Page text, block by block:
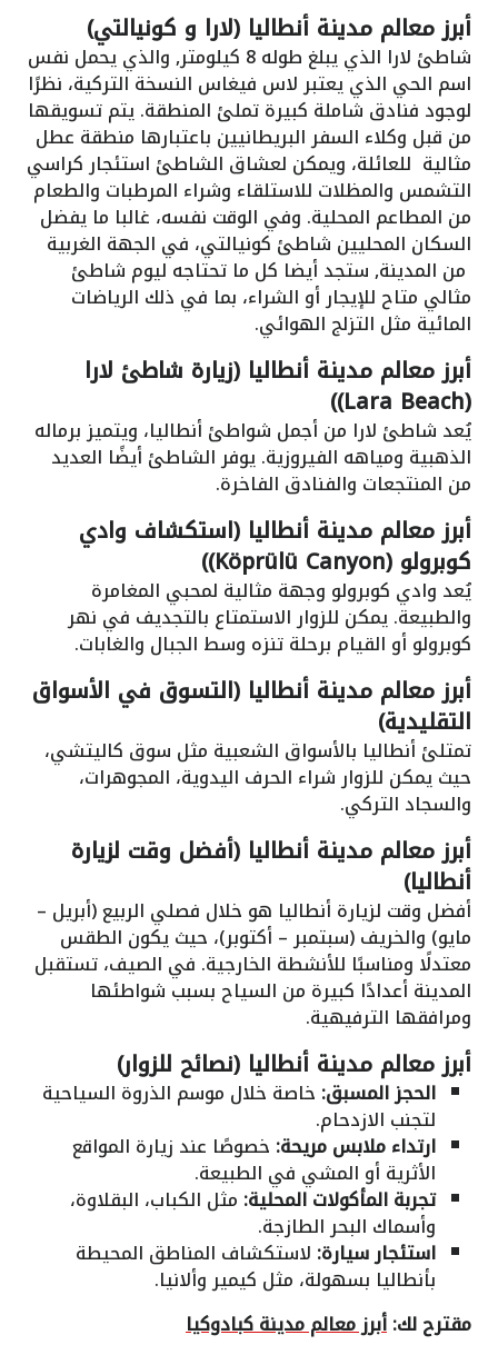
أبرز معالم مدينة أنطاليا (لارا و كونيالتي)
شاطئ لارا الذي يبلغ طوله 8 كيلومتر, والذي يحمل نفس
اسم الحي الذي يعتبر لاس فيغاس النسخة التركية، نظرًا
لوجود فنادق شاملة كبيرة تملئ المنطقة. يتم تسويقها
من قبل وكلاء السفر البريطانيين باعتبارها منطقة عطل
مثالية للعائلة، ويمكن لعشاق الشاطئ استئجار كراسي
التشمس والمظلات للاستلقاء وشراء المرطبات والطعام
من المطاعم المحلية. وفي الوقت نفسه، غالبا ما يفضل
السكان المحليين شاطئ كونيالتي، في الجهة الغربية
من المدينة, ستجد أيضا كل ما تحتاجه ليوم شاطئ
مثالي متاح للإيجار أو الشراء، بما في ذلك الرياضات
المائية مثل التزلج الهوائي.
أبرز معالم مدينة أنطاليا (زيارة شاطئ لارا
(Lara Beach))
يُعد شاطئ لارا من أجمل شواطئ أنطاليا، ويتميز برماله
الذهبية ومياهه الفيروزية. يوفر الشاطئ أيضًا العديد
من المنتجعات والفنادق الفاخرة.
أبرز معالم مدينة أنطاليا (استكشاف وادي
كوبرولو (Köprülü Canyon))
يُعد وادي كوبرولو وجهة مثالية لمحبي المغامرة
والطبيعة. يمكن للزوار الاستمتاع بالتجديف في نهر
كوبرولو أو القيام برحلة تنزه وسط الجبال والغابات.
أبرز معالم مدينة أنطاليا (التسوق في الأسواق
التقليدية)
تمتلئ أنطاليا بالأسواق الشعبية مثل سوق كاليتشي،
حيث يمكن للزوار شراء الحرف اليدوية، المجوهرات،
والسجاد التركي.
أبرز معالم مدينة أنطاليا (أفضل وقت لزيارة
أنطاليا)
أفضل وقت لزيارة أنطاليا هو خلال فصلي الربيع (أبريل –
مايو) والخريف (سبتمبر – أكتوبر)، حيث يكون الطقس
معتدلًا ومناسبًا للأنشطة الخارجية. في الصيف، تستقبل
المدينة أعدادًا كبيرة من السياح بسبب شواطئها
ومرافقها الترفيهية.
أبرز معالم مدينة أنطاليا (نصائح للزوار)
الحجز المسبق: خاصة خلال موسم الذروة السياحية
لتجنب الازدحام.
ارتداء ملابس مريحة: خصوصًا عند زيارة المواقع
الأثرية أو المشي في الطبيعة.
تجربة المأكولات المحلية: مثل الكباب، البقلاوة،
وأسماك البحر الطازجة.
استئجار سيارة: لاستكشاف المناطق المحيطة
بأنطاليا بسهولة، مثل كيمير وألانيا.
مقترح لك:أبرز معالم مدينة كبادوكيا